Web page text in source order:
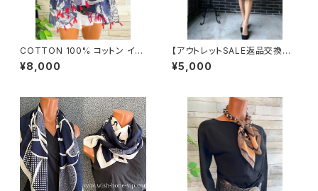
COTTON 100% コットン イン
ポート大判ストール ｜ロングス
トール・心地よい肌触りのスカー
¥8,000
【アウトレットSALE返品交換不
可8/20まで】フランス製インポ
ートワンピース｜LONNKEL P
ン系
¥5,000